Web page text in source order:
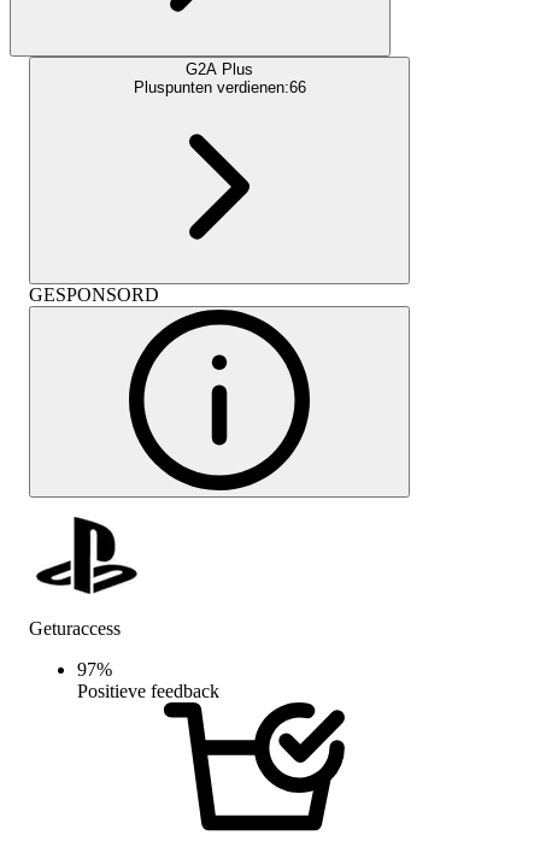
G2A Plus
Pluspunten verdienen:66
GESPONSORD
Geturaccess
97%
Positieve feedback